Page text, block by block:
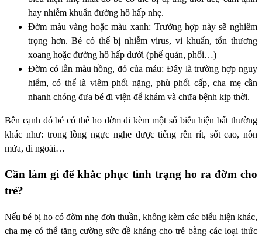
hay nhiễm khuẩn đường hô hấp nhẹ.
Đờm màu vàng hoặc màu xanh: Trường hợp này sẽ nghiêm
trọng hơn. Bé có thể bị nhiễm virus, vi khuẩn, tổn thương
xoang hoặc đường hô hấp dưới (phế quản, phổi…)
Đờm có lẫn màu hồng, đỏ của máu: Đây là trường hợp nguy
hiểm, có thể là viêm phổi nặng, phù phổi cấp, cha mẹ cần
nhanh chóng đưa bé đi viện để khám và chữa bệnh kịp thời.
Bên cạnh đó bé có thể ho đờm đi kèm một số biểu hiện bất thường
khác như: trong lồng ngực nghe được tiếng rên rít, sốt cao, nôn
mửa, đi ngoài…
Cần làm gì để khắc phục tình trạng ho ra đờm cho
trẻ?
Nếu bé bị ho có đờm nhẹ đơn thuần, không kèm các biểu hiện khác,
cha mẹ có thể tăng cường sức đề kháng cho trẻ bằng các loại thức